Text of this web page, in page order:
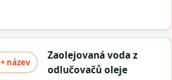
+ název
Zaolejovaná voda z
odlučovačů oleje